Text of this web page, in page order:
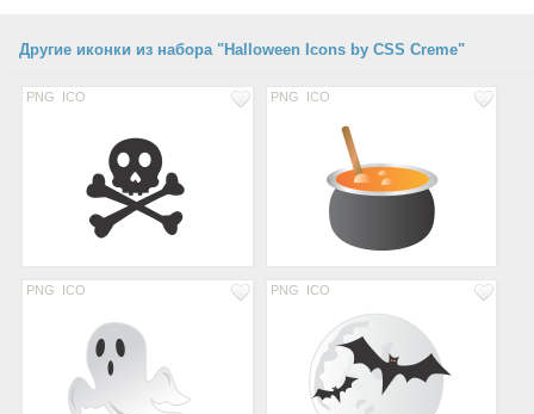
Другие иконки из набора "Halloween Icons by CSS Creme"
PNG ICO PNG ICO
PNG ICO PNG ICO